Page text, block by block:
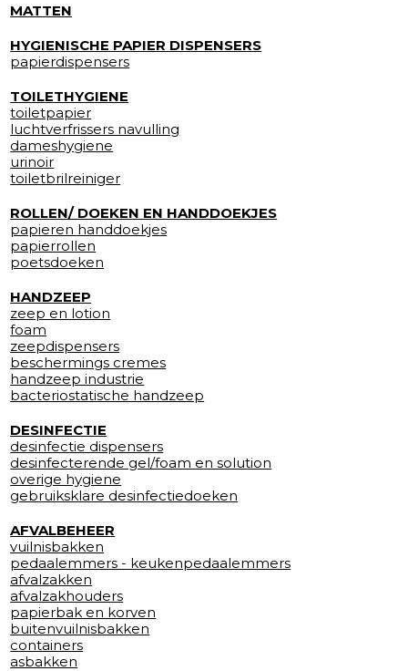
MATTEN
HYGIENISCHE PAPIER DISPENSERS
papierdispensers
TOILETHYGIENE
toiletpapier
luchtverfrissers navulling
dameshygiene
urinoir
toiletbrilreiniger
ROLLEN/ DOEKEN EN HANDDOEKJES
papieren handdoekjes
papierrollen
poetsdoeken
HANDZEEP
zeep en lotion
foam
zeepdispensers
beschermings cremes
handzeep industrie
bacteriostatische handzeep
DESINFECTIE
desinfectie dispensers
desinfecterende gel/foam en solution
overige hygiene
gebruiksklare desinfectiedoeken
AFVALBEHEER
vuilnisbakken
pedaalemmers - keukenpedaalemmers
afvalzakken
afvalzakhouders
papierbak en korven
buitenvuilnisbakken
containers
asbakken